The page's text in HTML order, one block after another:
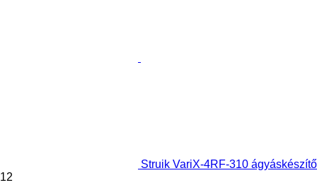
Struik VariX-4RF-310 ágyáskészítő
12